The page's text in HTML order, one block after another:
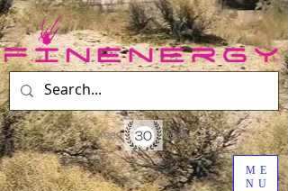
ME
NU